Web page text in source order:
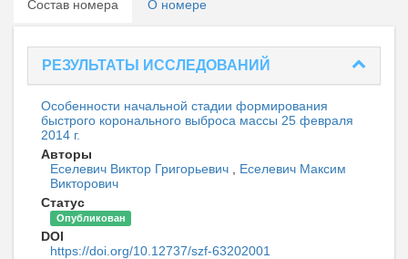
Состав номера О номере
РЕЗУЛЬТАТЫ ИССЛЕДОВАНИЙ
Особенности начальной стадии формирования
быстрого коронального выброса массы 25 февраля
2014 г.
Авторы
Еселевич Виктор Григорьевич
Еселевич Максим
Викторович
Статус
Опубликован
DOI
https://doi.org/10.12737/szf-63202001